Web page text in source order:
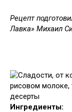
Рецепт
Лавка» Михаил
Ингредиенты: